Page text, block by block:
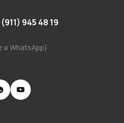
(911) 945 48 19
в WhatsApp)